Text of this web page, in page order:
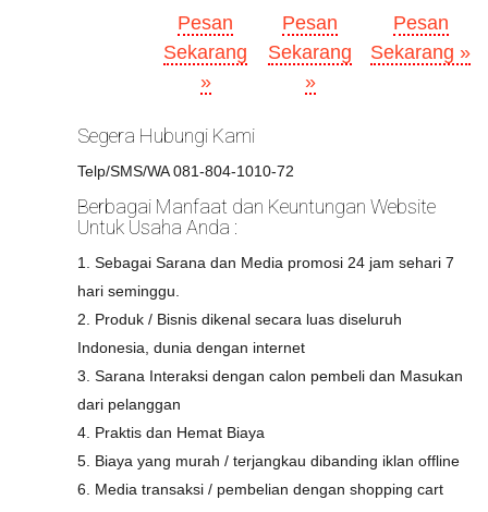
Pesan
Sekarang
»
Pesan
Sekarang
»
Pesan
Sekarang »
Segera Hubungi Kami
Telp/SMS/WA 081-804-1010-72
Berbagai Manfaat dan Keuntungan Website
Untuk Usaha Anda :
1. Sebagai Sarana dan Media promosi 24 jam sehari 7
hari seminggu.
2. Produk / Bisnis dikenal secara luas diseluruh
Indonesia, dunia dengan internet
3. Sarana Interaksi dengan calon pembeli dan Masukan
dari pelanggan
4. Praktis dan Hemat Biaya
5. Biaya yang murah / terjangkau dibanding iklan offline
6. Media transaksi / pembelian dengan shopping cart